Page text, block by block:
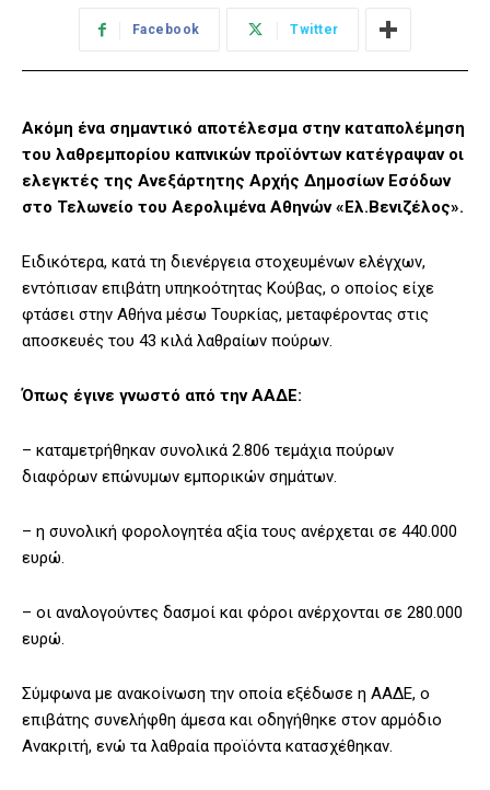
Facebook Twitter
Ακόμη ένα σημαντικό αποτέλεσμα στην καταπολέμηση
του λαθρεμπορίου καπνικών προϊόντων κατέγραψαν οι
ελεγκτές της Ανεξάρτητης Αρχής Δημοσίων Εσόδων
στο Τελωνείο του Αερολιμένα Αθηνών «Ελ.Βενιζέλος».
Ειδικότερα, κατά τη διενέργεια στοχευμένων ελέγχων,
εντόπισαν επιβάτη υπηκοότητας Κούβας, ο οποίος είχε
φτάσει στην Αθήνα μέσω Τουρκίας, μεταφέροντας στις
αποσκευές του 43 κιλά λαθραίων πούρων.
Όπως έγινε γνωστό από την ΑΑΔΕ:
– καταμετρήθηκαν συνολικά 2.806 τεμάχια πούρων
διαφόρων επώνυμων εμπορικών σημάτων.
– η συνολική φορολογητέα αξία τους ανέρχεται σε 440.000
ευρώ.
– οι αναλογούντες δασμοί και φόροι ανέρχονται σε 280.000
ευρώ.
Σύμφωνα με ανακοίνωση την οποία εξέδωσε η ΑΑΔΕ, ο
επιβάτης συνελήφθη άμεσα και οδηγήθηκε στον αρμόδιο
Ανακριτή, ενώ τα λαθραία προϊόντα κατασχέθηκαν.